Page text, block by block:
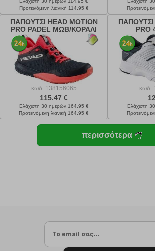
Ελάχιστη 30 ημερών 114.95 €
Προτεινόμενη λιανική 114.95 €
Ελάχιστη
ΠΑΠΟΥΤΣΙ HEAD MOTION
PRO PADEL ΜΩΒ/ΚΟΡΑΛΙ
κωδ. 138156065
115.47 €
Ελάχιστη 30 ημερών 164.95 €
Προτεινόμενη λιανική 164.95 €
ΠΑΠΟΥΤΣΙ
PRO
κωδ.
Ελάχιστη
περισσότερα